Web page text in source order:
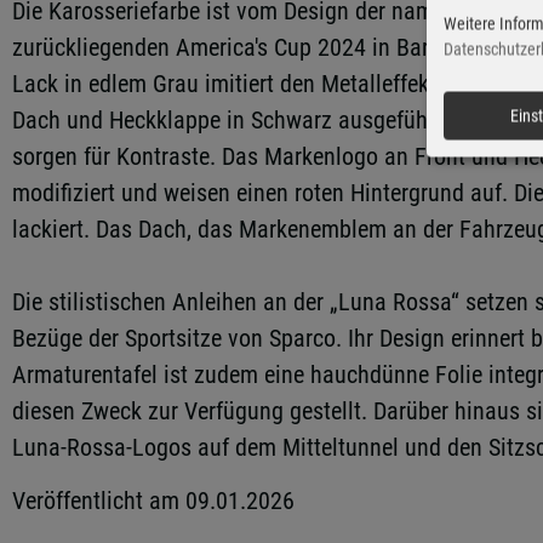
Die Karosseriefarbe ist vom Design der
zurückliegenden America's Cup 2024 in Barcelona
Lack in edlem Grau imitiert den Metalleffekt von
Dach und Heckklappe in Schwarz ausgeführt. Rote
sorgen für Kontraste. Das Markenlogo an Front und
modifiziert und weisen einen roten Hintergrund auf.
lackiert. Das Dach, das Markenemblem an der
Die stilistischen Anleihen an der „Luna Rossa“
Bezüge der Sportsitze von Sparco. Ihr Design
Armaturentafel ist zudem eine hauchdünne Folie
diesen Zweck zur Verfügung gestellt. Darüber hinaus
Luna-Rossa-Logos auf dem Mitteltunnel und den
Veröffentlicht am 09.01.2026
Weitere